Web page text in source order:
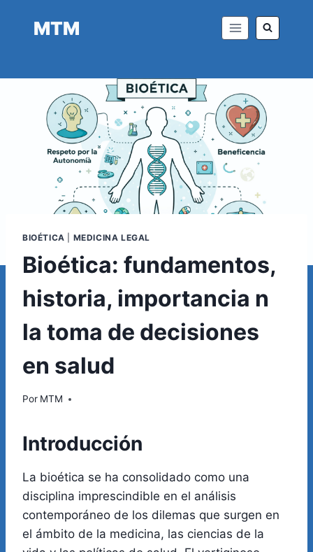
MTM
BIOÉTICA MEDICINA LEGAL
Bioética: fundamentos,
historia, importancia n
la toma de decisiones
en salud
Por MTM
Introducción
La bioética se ha consolidado como una
disciplina imprescindible en el análisis
contemporáneo de los dilemas que surgen en
el ámbito de la medicina, las ciencias de la